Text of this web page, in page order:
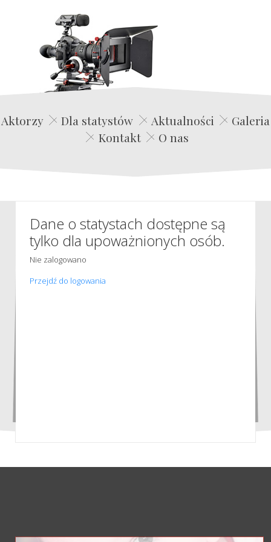
Edwin Film Agencja Aktorska
Aktorzy Dla statystów Aktualności
Galeria
Kontakt
O nas
Dane o statystach dostępne są
tylko dla upoważnionych osób.
Nie zalogowano
Przejdź do logowania